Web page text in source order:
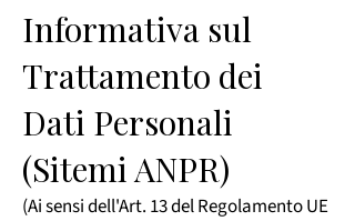
Informativa sul
Trattamento dei
Dati Personali
(Sitemi ANPR)
(Ai sensi dell'Art. 13 del Regolamento UE